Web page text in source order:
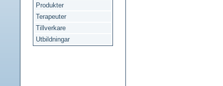
Produkter
Terapeuter
Tillverkare
Utbildningar